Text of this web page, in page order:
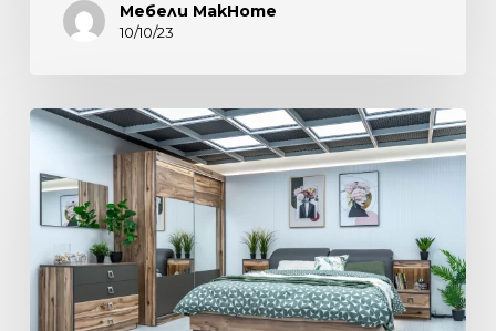
Мебели MakHome
10/10/23
ПОЛЪХ
ЕСЕН